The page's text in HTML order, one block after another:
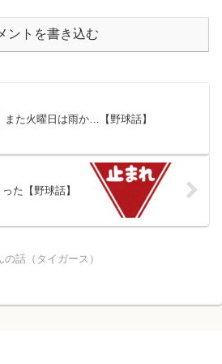
ントを書き込む
また火曜日は雨か…【野球話】
た【野球話】
の話（タイガース）